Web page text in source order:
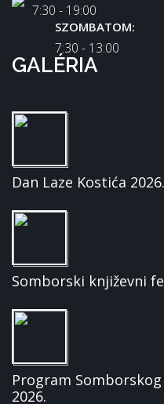
7:30 - 19:00
SZOMBATOM:
7:30 - 13:00
GALÉRIA
Dan Laze Kostića 2026.
Somborski književni
Program
2026.